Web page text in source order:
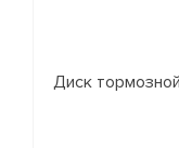
Диск тормозной